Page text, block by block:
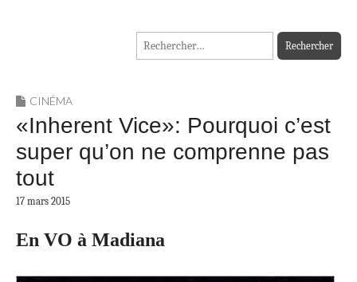
MADININ'ART
Rechercher :
CINÉMA
«Inherent Vice»: Pourquoi c’est
super qu’on ne comprenne pas
tout
17 mars 2015
En VO à Madiana